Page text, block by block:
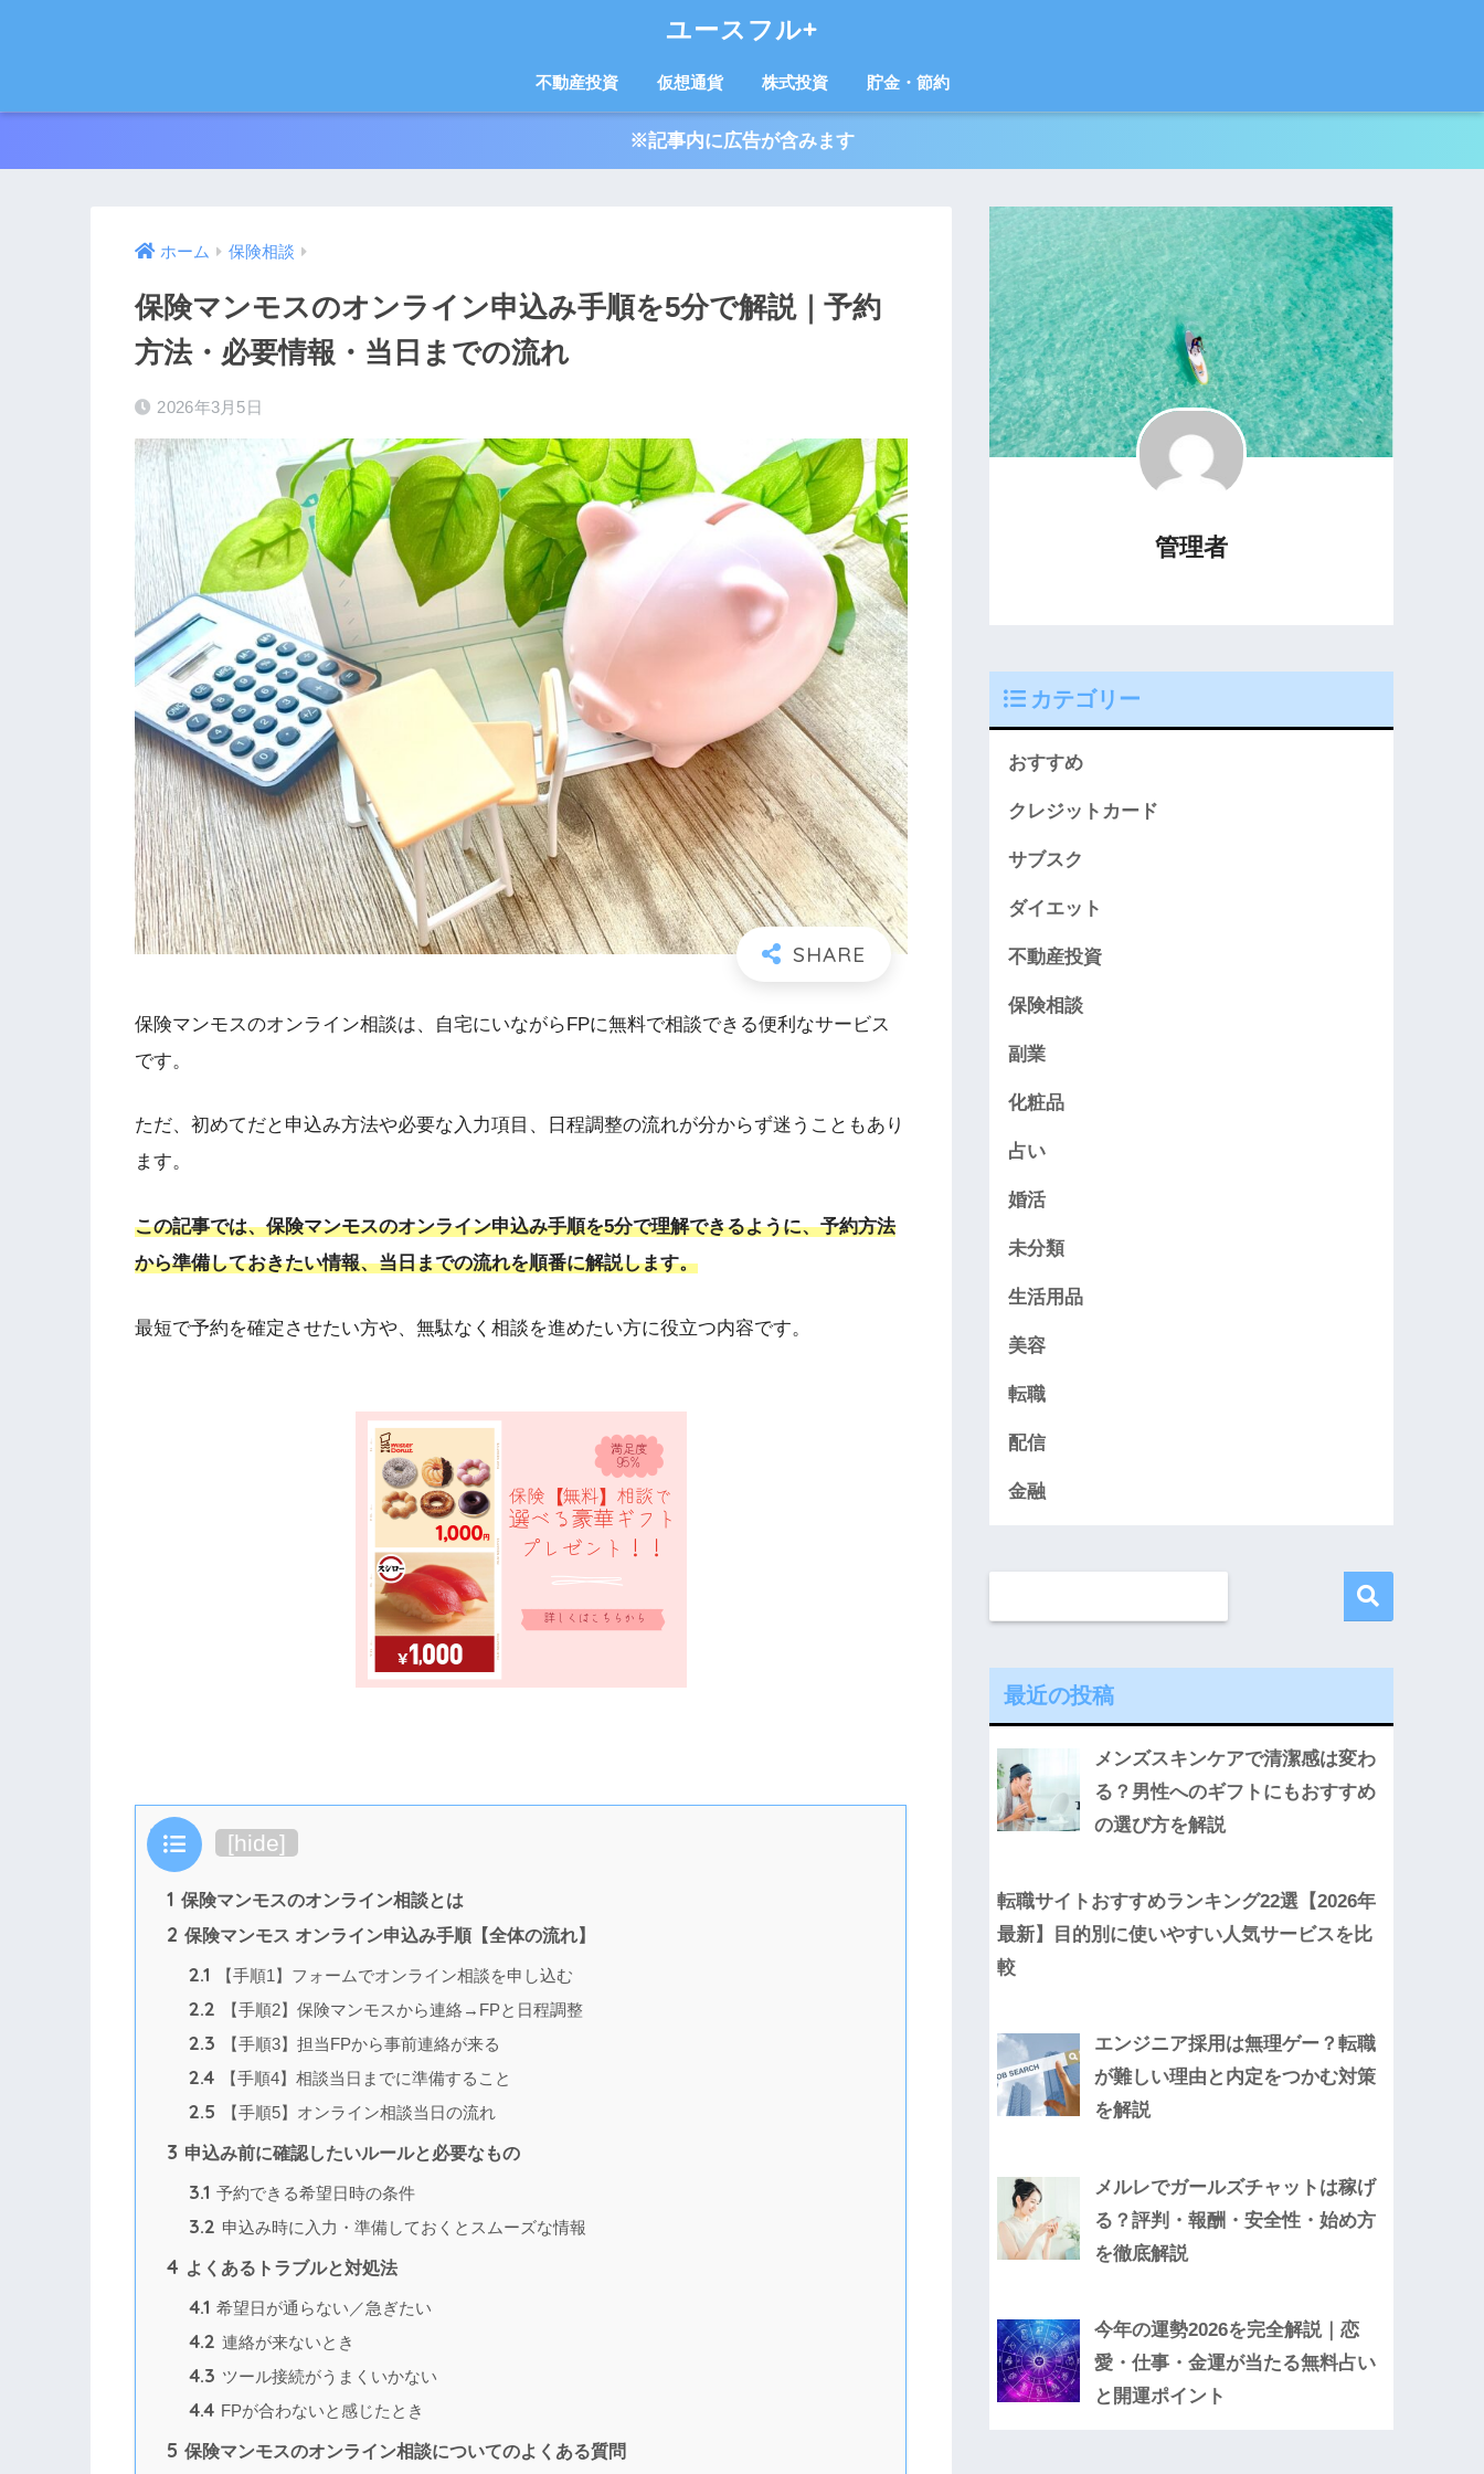
ユースフル+
不動産投資 仮想通貨 株式投資 貯金・節約
※記事内に広告が含みます
ホーム 保険相談
保険マンモスのオンライン申込み手順を5分で解説｜予約
方法・必要情報・当日までの流れ
2026年3月5日
保険マンモスのオンライン相談は、自宅にいながらFPに無料で相談できる便利なサービス
です。
ただ、初めてだと申込み方法や必要な入力項目、日程調整の流れが分からず迷うこともあり
ます。
この記事では、保険マンモスのオンライン申込み手順を5分で理解できるように、予約方法
から準備しておきたい情報、当日までの流れを順番に解説します。
最短で予約を確定させたい方や、無駄なく相談を進めたい方に役立つ内容です。
目次 [hide]
1 保険マンモスのオンライン相談とは
2 保険マンモス オンライン申込み手順【全体の流れ】
2.1 【手順1】フォームでオンライン相談を申し込む
2.2 【手順2】保険マンモスから連絡→FPと日程調整
2.3 【手順3】担当FPから事前連絡が来る
2.4 【手順4】相談当日までに準備すること
2.5 【手順5】オンライン相談当日の流れ
3 申込み前に確認したいルールと必要なもの
3.1 予約できる希望日時の条件
3.2 申込み時に入力・準備しておくとスムーズな情報
4 よくあるトラブルと対処法
4.1 希望日が通らない／急ぎたい
4.2 連絡が来ないとき
4.3 ツール接続がうまくいかない
4.4 FPが合わないと感じたとき
5 保険マンモスのオンライン相談についてのよくある質問
管理者
カテゴリー
おすすめ
クレジットカード
サブスク
ダイエット
不動産投資
保険相談
副業
化粧品
占い
婚活
未分類
生活用品
美容
転職
配信
金融
最近の投稿
メンズスキンケアで清潔感は変わ
る？男性へのギフトにもおすすめ
の選び方を解説
転職サイトおすすめランキング22選【2026年
最新】目的別に使いやすい人気サービスを比
較
エンジニア採用は無理ゲー？転職
が難しい理由と内定をつかむ対策
を解説
メルレでガールズチャットは稼げ
る？評判・報酬・安全性・始め方
を徹底解説
今年の運勢2026を完全解説｜恋
愛・仕事・金運が当たる無料占い
と開運ポイント